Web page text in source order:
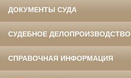
ДОКУМЕНТЫ СУДА
СУДЕБНОЕ ДЕЛОПРОИЗВОДСТВО
СПРАВОЧНАЯ ИНФОРМАЦИЯ